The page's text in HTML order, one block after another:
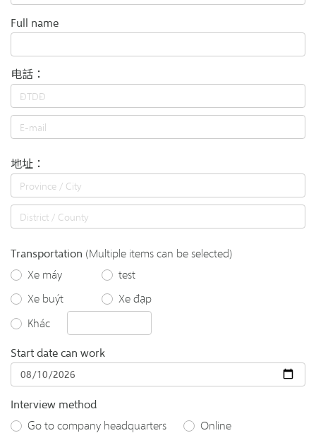
Full name
电話：
地址：
Transportation (Multiple items can be selected)
Xe máy
test
Xe buýt
Xe đạp
Khác
Start date can work
Interview method
Go to company headquarters
Online